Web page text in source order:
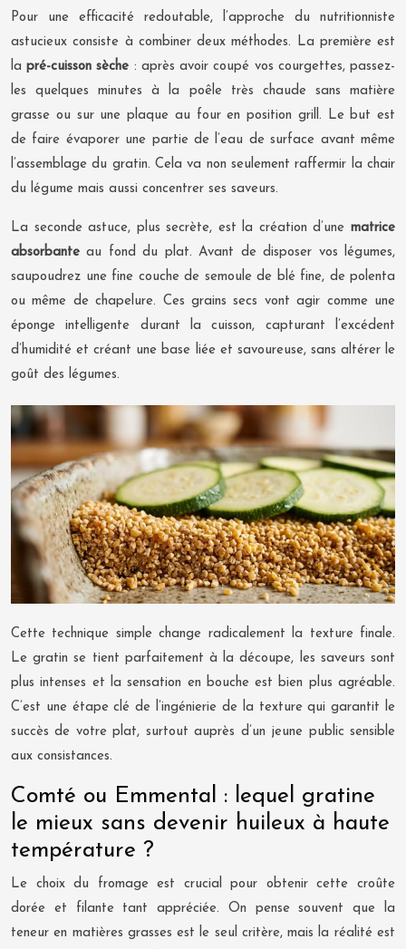
Pour une efficacité redoutable, l’approche du nutritionniste
astucieux consiste à combiner deux méthodes. La première est
lapré-cuisson sèche : après avoir coupé vos courgettes, passez-
les quelques minutes à la poêle très chaude sans matière
grasse ou sur une plaque au four en position grill. Le but est
de faire évaporer une partie de l’eau de surface avant même
l’assemblage du gratin. Cela va non seulement raffermir la chair
du légume mais aussi concentrer ses saveurs.
La seconde astuce, plus secrète, est la création d’une matrice
absorbante au fond du plat. Avant de disposer vos légumes,
saupoudrez une fine couche de semoule de blé fine, de polenta
ou même de chapelure. Ces grains secs vont agir comme une
éponge intelligente durant la cuisson, capturant l’excédent
d’humidité et créant une base liée et savoureuse, sans altérer le
goût des légumes.
Cette technique simple change radicalement la texture finale.
Le gratin se tient parfaitement à la découpe, les saveurs sont
plus intenses et la sensation en bouche est bien plus agréable.
C’est une étape clé de l’ingénierie de la texture qui garantit le
succès de votre plat, surtout auprès d’un jeune public sensible
aux consistances.
Comté ou Emmental : lequel gratine
le mieux sans devenir huileux à haute
température ?
Le choix du fromage est crucial pour obtenir cette croûte
dorée et filante tant appréciée. On pense souvent que la
teneur en matières grasses est le seul critère, mais la réalité est